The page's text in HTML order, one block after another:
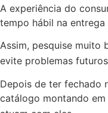
A experiência do
tempo hábil na
Assim, pesquise muito
evite problemas
Depois de ter fechado
catálogo montando em